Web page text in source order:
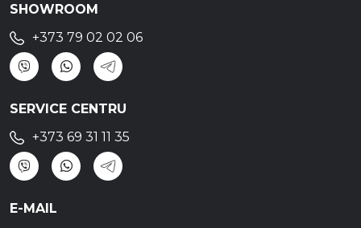
SHOWROOM
+373 79 02 02 06
SERVICE CENTRU
+373 69 31 11 35
E-MAIL